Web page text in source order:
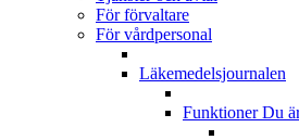
För förvaltare
För vårdpersonal
Läkemedelsjournalen
Funktioner Du